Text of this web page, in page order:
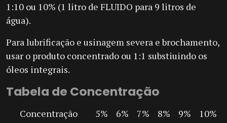
1:10 ou 10% (1 litro de FLUIDO para 9 litros de
água).
Para lubrificação e usinagem severa e brochamento,
usar o produto concentrado ou 1:1 substiuindo os
óleos integrais.
Tabela de Concentração
Concentração 5% 6% 7% 8% 9% 10%